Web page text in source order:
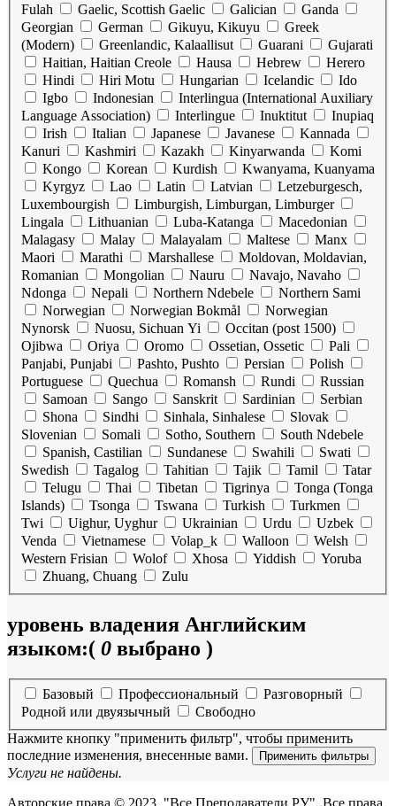
Fulah
Gaelic, Scottish Gaelic Galician
Ganda
Georgian
German Gikuyu, Kikuyu
Greek
(Modern)
Greenlandic, Kalaallisut Guarani
Gujarati
Haitian, Haitian Creole
Hausa Hebrew
Herero
Hindi
Hiri Motu Hungarian Icelandic
Ido
Igbo
Indonesian
Interlingua (International Auxiliary
Language Association)
Interlingue Inuktitut
Inupiaq
Irish
Italian Japanese Javanese
Kannada
Kanuri
Kashmiri Kazakh Kinyarwanda
Komi
Kongo
Korean Kurdish
Kwanyama, Kuanyama
Kyrgyz
Lao Latin Latvian
Letzeburgesch,
Luxembourgish
Limburgish, Limburgan, Limburger
Lingala
Lithuanian Luba-Katanga
Macedonian
Malagasy
Malay Malayalam Maltese
Manx
Maori
Marathi Marshallese
Moldovan, Moldavian,
Romanian
Mongolian Nauru
Navajo, Navaho
Ndonga
Nepali Northern Ndebele
Northern Sami
Norwegian
Norwegian Bokmål
Norwegian
Nynorsk
Nuosu, Sichuan Yi
Occitan (post 1500)
Ojibwa
Oriya Oromo Ossetian, Ossetic
Pali
Panjabi, Punjabi
Pashto, Pushto Persian
Polish
Portuguese
Quechua Romansh Rundi
Russian
Samoan
Sango Sanskrit Sardinian
Serbian
Shona
Sindhi Sinhala, Sinhalese
Slovak
Slovenian
Somali Sotho, Southern
South Ndebele
Spanish, Castilian
Sundanese Swahili
Swati
Swedish
Tagalog Tahitian Tajik Tamil
Tatar
Telugu
Thai Tibetan Tigrinya
Tonga (Tonga
Islands)
Tsonga Tswana Turkish
Turkmen
Twi
Uighur, Uyghur Ukrainian Urdu
Uzbek
Venda
Vietnamese Volap_k Walloon
Welsh
Western Frisian
Wolof Xhosa Yiddish
Yoruba
Zhuang, Chuang
Zulu
уровень владения Английским
языком:( 0 выбрано )
Базовый Профессиональный
Разговорный
Родной или двуязычный
Свободно
Нажмите кнопку "применить фильтр", чтобы применить
последние изменения, внесенные вами.
Услуги не найдены.